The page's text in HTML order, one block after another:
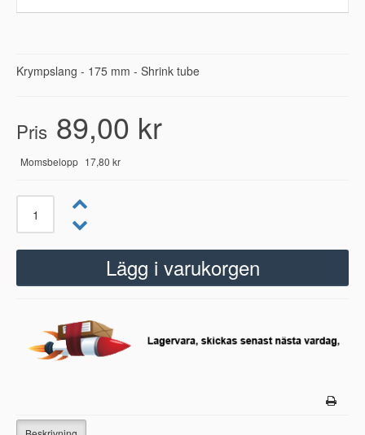
Krympslang - 175 mm - Shrink tube
Pris 89,00 kr
Momsbelopp 17,80 kr